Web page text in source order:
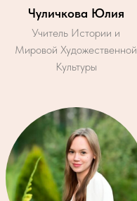
Чуличкова Юлия
Учитель Истории и
Мировой Художественной
Культуры